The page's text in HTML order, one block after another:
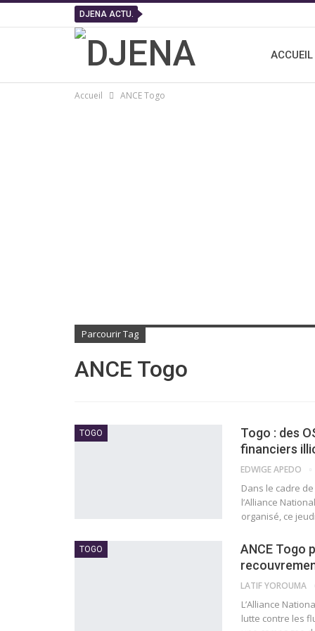
DJENA ACTU.
ACCUEIL
Accueil ANCE Togo
Parcourir Tag
ANCE Togo
TOGO
Togo : des
financiers
EDWIGE APEDO
Dans le cadre
l’Alliance
organisé, ce
TOGO
ANCE Togo
LATIF YOROUMA
L’Alliance
lutte contre les